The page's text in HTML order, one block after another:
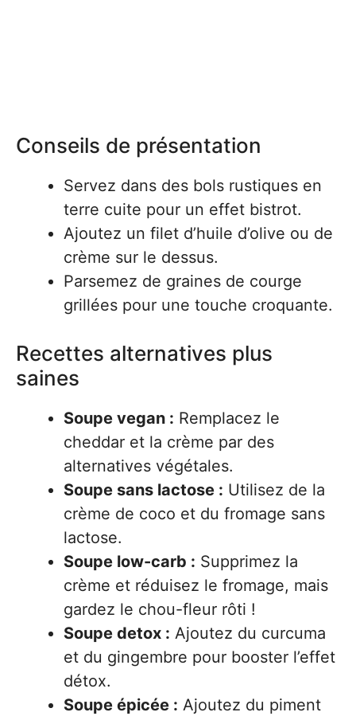
Conseils de présentation
Servez dans des bols rustiques en
terre cuite pour un effet bistrot.
Ajoutez un filet d’huile d’olive ou de
crème sur le dessus.
Parsemez de graines de courge
grillées pour une touche croquante.
Recettes alternatives plus
saines
Soupe vegan : Remplacez le
cheddar et la crème par des
alternatives végétales.
Soupe sans lactose : Utilisez de la
crème de coco et du fromage sans
lactose.
Soupe low-carb : Supprimez la
crème et réduisez le fromage, mais
gardez le chou-fleur rôti !
Soupe detox : Ajoutez du curcuma
et du gingembre pour booster l’effet
détox.
Soupe épicée : Ajoutez du piment